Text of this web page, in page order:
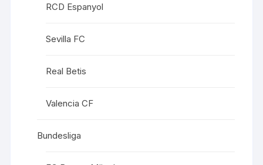
RCD Espanyol
Sevilla FC
Real Betis
Valencia CF
Bundesliga